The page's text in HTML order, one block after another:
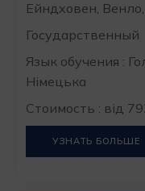
Ейндховен, Венло,
Государственный
Язык обучения :
Німецька
Стоимость : від
УЗНАТЬ БОЛЬШЕ